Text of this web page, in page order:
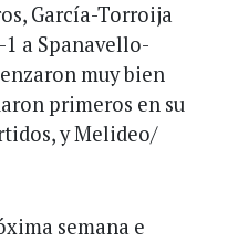
García-Torroija
1 a Spanavello-
muy bien
primeros en su
y Melideo/
semana e